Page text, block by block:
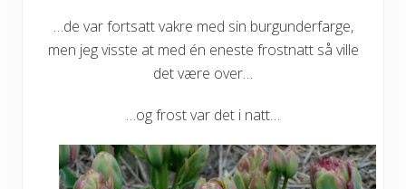
…de var fortsatt vakre med sin burgunderfarge,
men jeg visste at med én eneste frostnatt så ville
det være over…
…og frost var det i natt…